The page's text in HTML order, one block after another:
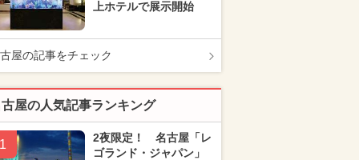
上ホテルで展示開始
屋の記事をチェック
屋の人気記事ランキング
1
2夜限定！ 名古屋「レ
ゴランド・ジャパン」